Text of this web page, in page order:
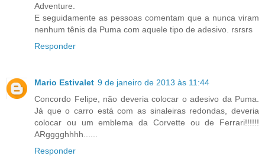
Adventure.
E seguidamente as pessoas comentam que a nunca viram
nenhum tênis da Puma com aquele tipo de adesivo. rsrsrs
Responder
Mario Estivalet 9 de janeiro de 2013 às 11:44
Concordo Felipe, não deveria colocar o adesivo da Puma.
Já que o carro está com as sinaleiras redondas, deveria
colocar ou um emblema da Corvette ou de Ferrari!!!!!!
ARgggghhhh......
Responder